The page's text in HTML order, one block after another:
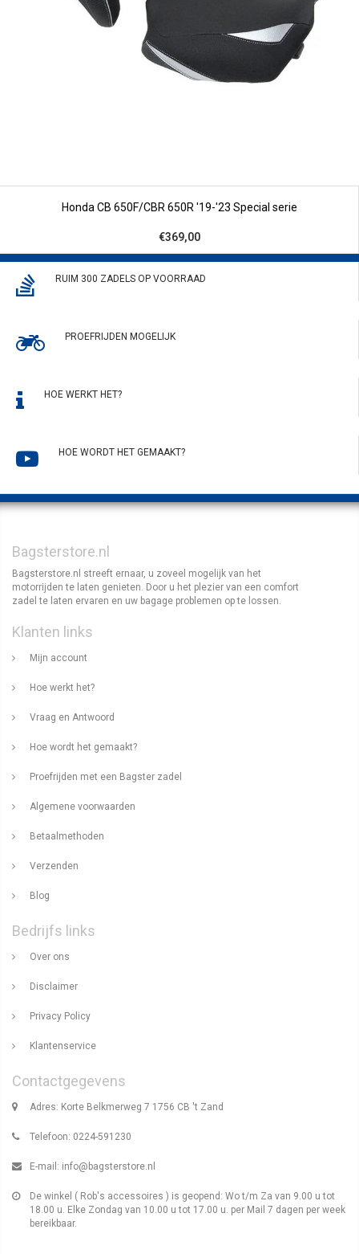
Honda CB 650F/CBR 650R '19-'23 Special serie
€369,00
RUIM 300 ZADELS OP VOORRAAD
PROEFRIJDEN MOGELIJK
HOE WERKT HET?
HOE WORDT HET GEMAAKT?
Bagsterstore.nl
Bagsterstore.nl streeft ernaar, u zoveel mogelijk van het
motorrijden te laten genieten. Door u het plezier van een comfort
zadel te laten ervaren en uw bagage problemen op te lossen.
Klanten links
Mijn account
Hoe werkt het?
Vraag en Antwoord
Hoe wordt het gemaakt?
Proefrijden met een Bagster zadel
Algemene voorwaarden
Betaalmethoden
Verzenden
Blog
Bedrijfs links
Over ons
Disclaimer
Privacy Policy
Klantenservice
Contactgegevens
Adres: Korte Belkmerweg 7 1756 CB 't Zand
Telefoon: 0224-591230
E-mail: info@bagsterstore.nl
De winkel ( Rob's accessoires ) is geopend: Wo t/m Za van 9.00 u tot
18.00 u. Elke Zondag van 10.00 u tot 17.00 u. per Mail 7 dagen per week
bereikbaar.